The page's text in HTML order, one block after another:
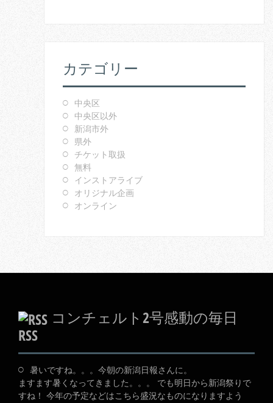
カテゴリー
中央区
中央区以外
新潟市外
県外
チケット取扱
無料
インストアライブ
オリジナル企画
オンライン
コンチェルト2号感動の毎日
RSS
暑いですね。。。今朝の新潟日報さんに。
ますます暑くなってきました。。。 でも明日から新潟祭りで
すね！ 今年の予定などはこちら盛況なものになりますよう